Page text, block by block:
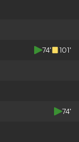
74’ 101’
74’